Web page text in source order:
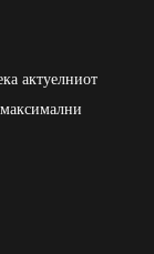
актуелниот